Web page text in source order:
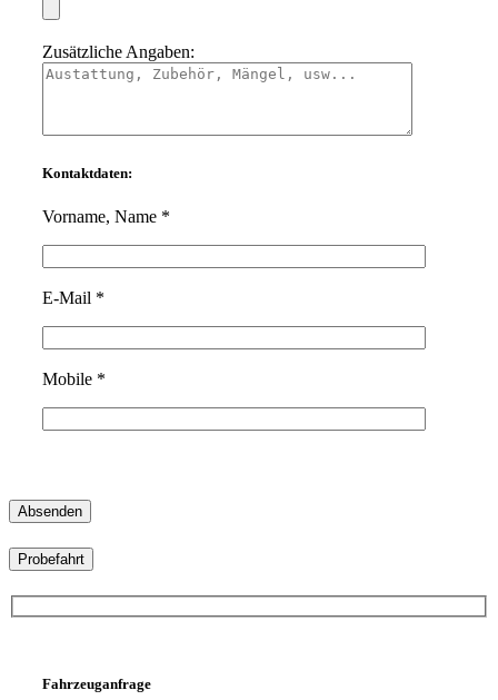
Zusätzliche Angaben:
Kontaktdaten:
Vorname, Name *
lasse
E-Mail *
Mobile *
Probefahrt
Fahrzeuganfrage